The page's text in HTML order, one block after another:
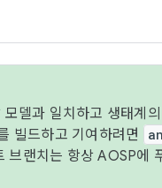
델과 일치하고 생태계
빌드하고 기여하려면
브랜치는 항상 AOSP에